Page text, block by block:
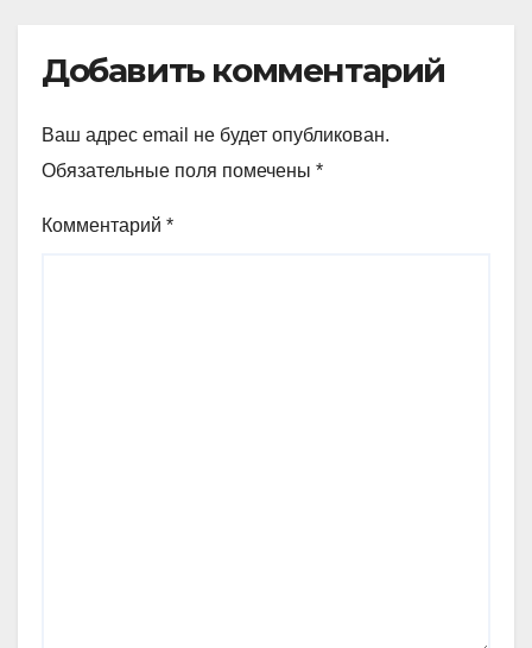
Добавить комментарий
Ваш адрес email не будет опубликован.
Обязательные поля помечены *
Комментарий *